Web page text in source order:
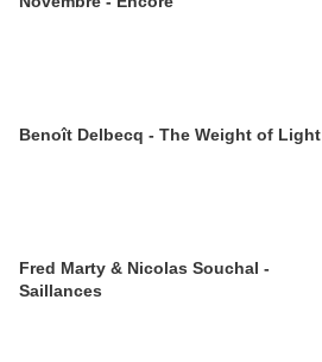
Benoît Delbecq - The Weight of Light
Fred Marty & Nicolas Souchal -
Saillances